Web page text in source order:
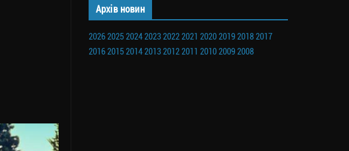
Архів новин
202620252024202320222021 2020201920182017
201620152014201320122011 201020092008